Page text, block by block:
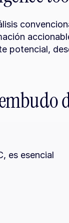
potencial,
es esencial